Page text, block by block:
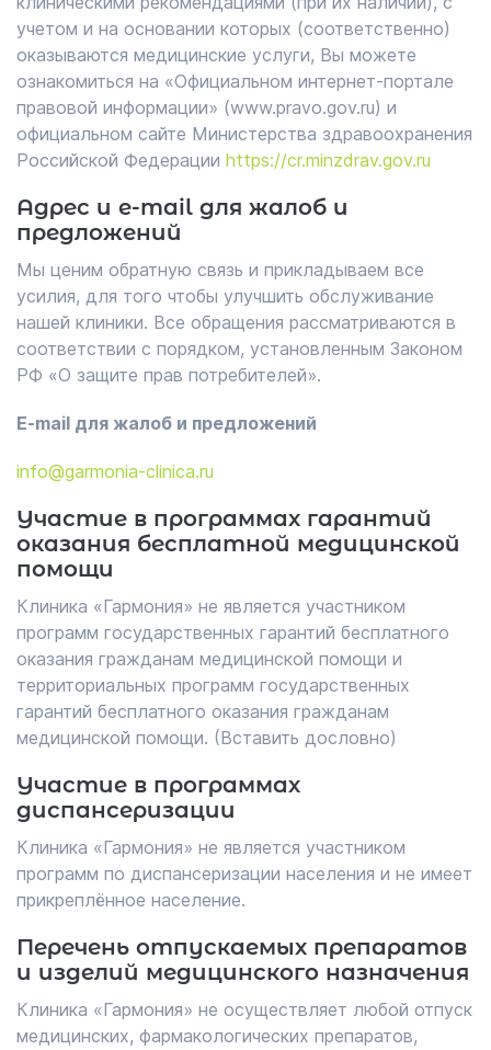
учетом и на основании которых (соответственно)
оказываются медицинские услуги, Вы можете
ознакомиться на «Официальном интернет-портале
правовой информации» (www.pravo.gov.ru) и
официальном сайте Министерства здравоохранения
Российской Федерации https://cr.minzdrav.gov.ru
Адрес и e-mail для жалоб и
предложений
Мы ценим обратную связь и прикладываем все
усилия, для того чтобы улучшить обслуживание
нашей клиники. Все обращения рассматриваются в
соответствии с порядком, установленным Законом
РФ «О защите прав потребителей».
E-mail для жалоб и предложений
info@garmonia-clinica.ru
Участие в программах гарантий
оказания бесплатной медицинской
помощи
Клиника «Гармония» не является участником
программ государственных гарантий бесплатного
оказания гражданам медицинской помощи и
территориальных программ государственных
гарантий бесплатного оказания гражданам
медицинской помощи. (Вставить дословно)
Участие в программах
диспансеризации
Клиника «Гармония» не является участником
программ по диспансеризации населения и не имеет
прикреплённое население.
Перечень отпускаемых препаратов
и изделий медицинского назначения
Клиника «Гармония» не осуществляет любой отпуск
медицинских, фармакологических препаратов,